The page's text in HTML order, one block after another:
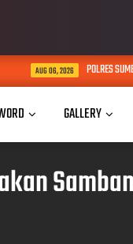
AUG 06, 2026 POLRES
GALLERY